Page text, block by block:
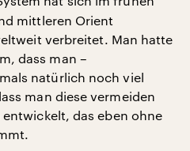
mittleren Orient
verbreitet. Man hatte
dass man –
natürlich noch viel
man diese vermeiden
das eben ohne